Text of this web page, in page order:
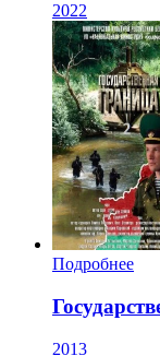
2022
Подробнее
2013